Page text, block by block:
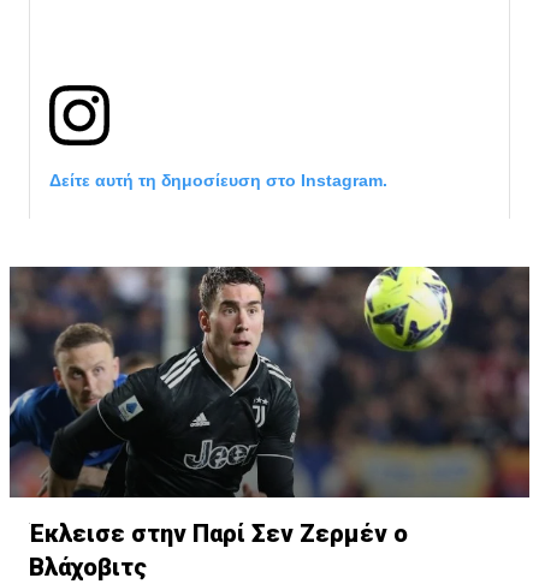
Δείτε αυτή τη δημοσίευση στο Instagram.
Η δημοσίευση κοινοποιήθηκε από το χρήστη サンフレッチェ
Έκλεισε στην Παρί Σεν Ζερμέν ο
Βλάχοβιτς